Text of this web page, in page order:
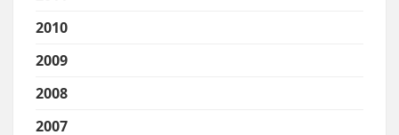
2010
2009
2008
2007